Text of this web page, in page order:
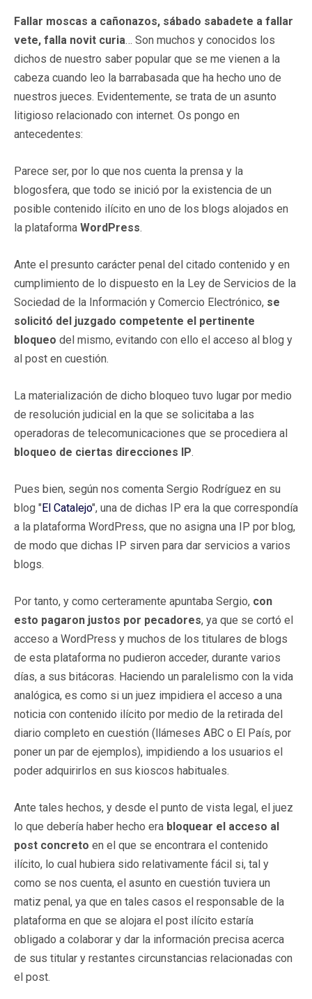
Fallar moscas a cañonazos, sábado sabadete a fallar
vete, falla novit curia… Son muchos y conocidos los
dichos de nuestro saber popular que se me vienen a la
cabeza cuando leo la barrabasada que ha hecho uno de
nuestros jueces. Evidentemente, se trata de un asunto
litigioso relacionado con internet. Os pongo en
antecedentes:
Parece ser, por lo que nos cuenta la prensa y la
blogosfera, que todo se inició por la existencia de un
posible contenido ilícito en uno de los blogs alojados en
la plataforma WordPress.
Ante el presunto carácter penal del citado contenido y en
cumplimiento de lo dispuesto en la Ley de Servicios de la
Sociedad de la Información y Comercio Electrónico, se
solicitó del juzgado competente el pertinente
bloqueo del mismo, evitando con ello el acceso al blog y
al post en cuestión.
La materialización de dicho bloqueo tuvo lugar por medio
de resolución judicial en la que se solicitaba a las
operadoras de telecomunicaciones que se procediera al
bloqueo de ciertas direcciones IP.
Pues bien, según nos comenta Sergio Rodríguez en su
blog "El Catalejo", una de dichas IP era la que correspondía
a la plataforma WordPress, que no asigna una IP por blog,
de modo que dichas IP sirven para dar servicios a varios
blogs.
Por tanto, y como certeramente apuntaba Sergio, con
esto pagaron justos por pecadores, ya que se cortó el
acceso a WordPress y muchos de los titulares de blogs
de esta plataforma no pudieron acceder, durante varios
días, a sus bitácoras. Haciendo un paralelismo con la vida
analógica, es como si un juez impidiera el acceso a una
noticia con contenido ilícito por medio de la retirada del
diario completo en cuestión (llámeses ABC o El País, por
poner un par de ejemplos), impidiendo a los usuarios el
poder adquirirlos en sus kioscos habituales.
Ante tales hechos, y desde el punto de vista legal, el juez
lo que debería haber hecho era bloquear el acceso al
post concreto en el que se encontrara el contenido
ilícito, lo cual hubiera sido relativamente fácil si, tal y
como se nos cuenta, el asunto en cuestión tuviera un
matiz penal, ya que en tales casos el responsable de la
plataforma en que se alojara el post ilícito estaría
obligado a colaborar y dar la información precisa acerca
de sus titular y restantes circunstancias relacionadas con
el post.